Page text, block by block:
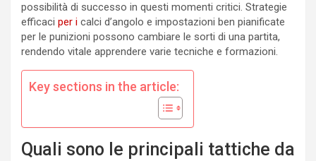
possibilità di successo in questi momenti critici. Strategie
efficaci per i calci d’angolo e impostazioni ben pianificate
per le punizioni possono cambiare le sorti di una partita,
rendendo vitale apprendere varie tecniche e formazioni.
Key sections in the article:
Quali sono le principali tattiche da